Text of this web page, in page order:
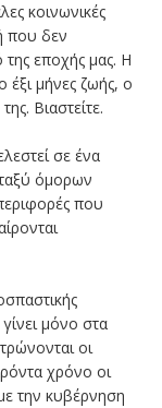
κοινωνικές
που δεν
της εποχής μας. Η
έξι μήνες ζωής, ο
Βιαστείτε.
σε ένα
όμορων
που
μόνο στα
οι
χρόνο οι
την κυβέρνηση